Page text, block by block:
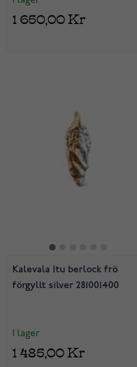
1 650,00 Kr
Kalevala Itu berlock frö
förgyllt silver 281001400
I lager
1 485,00 Kr